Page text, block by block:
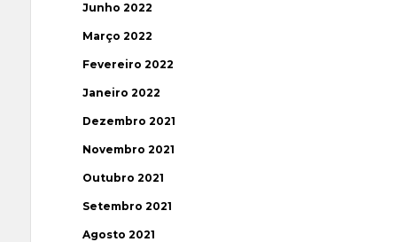
Junho 2022
Março 2022
Fevereiro 2022
Janeiro 2022
Dezembro 2021
Novembro 2021
Outubro 2021
Setembro 2021
Agosto 2021